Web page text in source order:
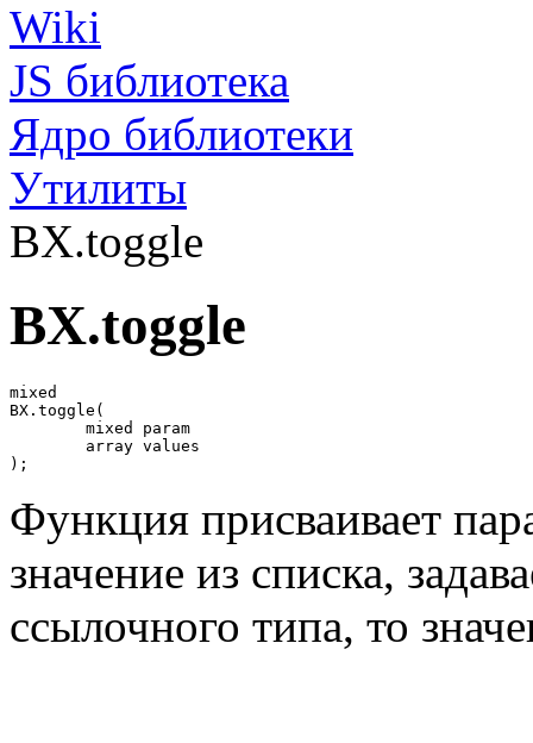
Wiki
JS библиотека
Ядро библиотеки
Утилиты
BX.toggle
BX.toggle
mixed
BX.toggle(
);
Функция присваивает
значение из списка,
ссылочного типа, то